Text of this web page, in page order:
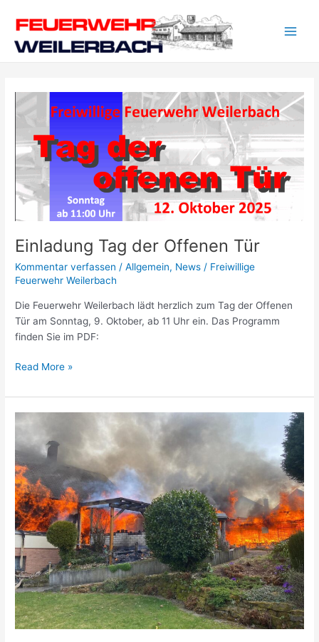
Inhalt
springen
Einladung Tag der Offenen Tür
Kommentar verfassen /Allgemein, News / Freiwillige
Feuerwehr Weilerbach
Die Feuerwehr Weilerbach lädt herzlich zum Tag der Offenen
Tür am Sonntag, 9. Oktober, ab 11 Uhr ein. Das Programm
finden Sie im PDF:
Einladung
Tag
Offenen
Tür
Read More »
Wohnhausbrand
pagination